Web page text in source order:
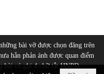
bài vỡ được chọn đăng trên
hẳn phản ánh được quan điểm
bài có ghi 4 chữ tắt HNPD